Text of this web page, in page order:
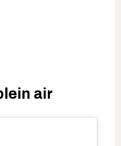
air